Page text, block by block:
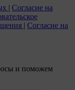
| Согласие на
| Согласие на
и поможем